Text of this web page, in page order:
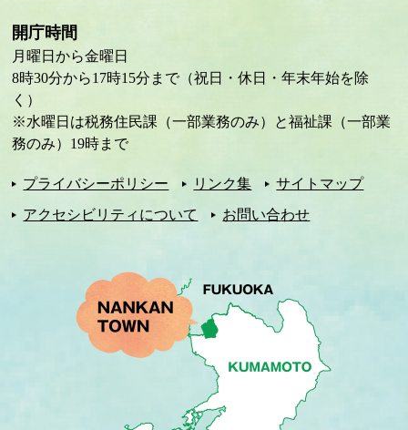
開庁時間
月曜日から金曜日
8時30分から17時15分まで（祝日・休日・年末年始を除
く）
※水曜日は税務住民課（一部業務のみ）と福祉課（一部業
務のみ）19時まで
プライバシーポリシー リンク集
サイトマップ
アクセシビリティについて
お問い合わせ